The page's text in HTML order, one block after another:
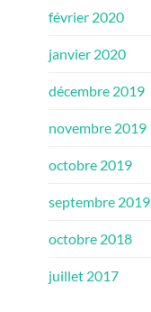
février 2020
janvier 2020
décembre 2019
novembre 2019
octobre 2019
septembre 2019
octobre 2018
juillet 2017